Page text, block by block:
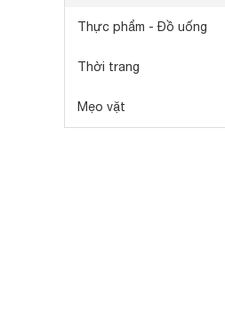
Thực phẩm - Đồ uống
Thời trang
Mẹo vặt